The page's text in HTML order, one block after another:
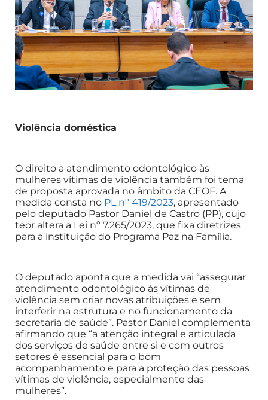
Violência doméstica
O direito a atendimento odontológico às
mulheres vítimas de violência também foi tema
de proposta aprovada no âmbito da CEOF. A
medida consta no PL nº 419/2023, apresentado
pelo deputado Pastor Daniel de Castro (PP), cujo
teor altera a Lei nº 7.265/2023, que fixa diretrizes
para a instituição do Programa Paz na Família.
O deputado aponta que a medida vai “assegurar
atendimento odontológico às vítimas de
violência sem criar novas atribuições e sem
interferir na estrutura e no funcionamento da
secretaria de saúde”. Pastor Daniel complementa
afirmando que “a atenção integral e articulada
dos serviços de saúde entre si e com outros
setores é essencial para o bom
acompanhamento e para a proteção das pessoas
vítimas de violência, especialmente das
mulheres”.